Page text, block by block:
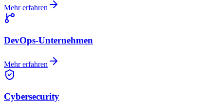
Mehr erfahren
DevOps-Unternehmen
Mehr erfahren
Cybersecurity